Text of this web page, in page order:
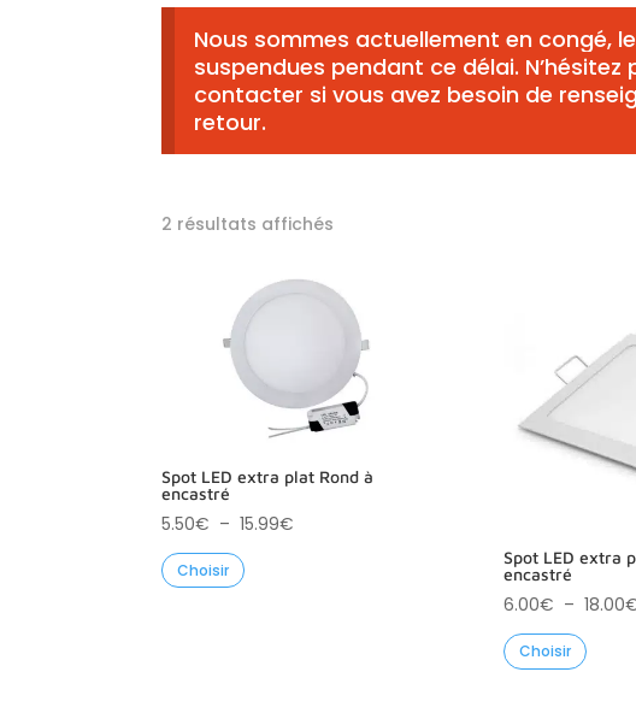
Nous sommes actuellement en congé,
suspendues pendant ce délai. N’hésitez
contacter si vous avez besoin de
retour.
2 résultats affichés
croissant
Spot LED extra plat Rond à
encastré
5.50€ – 15.99€
Choisir
Spot LED extra
encastré
6.00€ – 18.00
Choisir